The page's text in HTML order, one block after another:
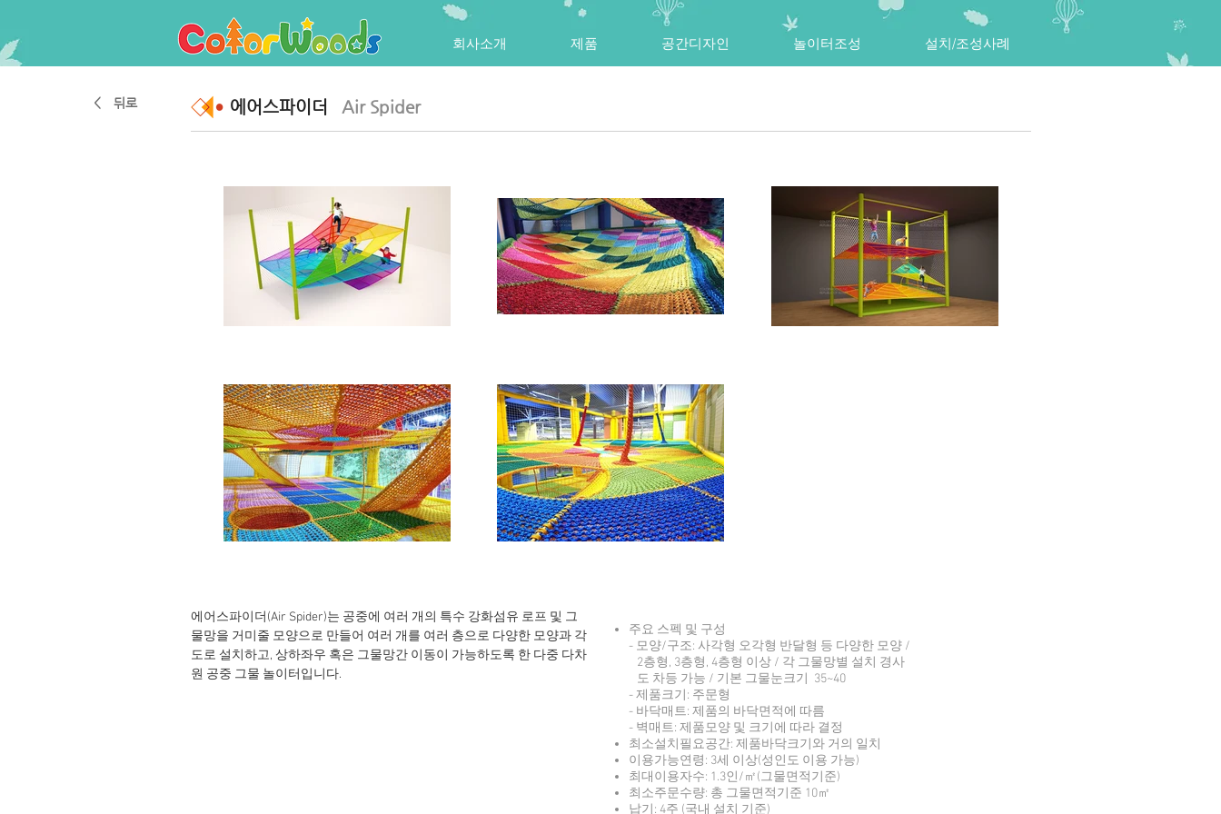
회사소개 제품 공간디자인 놀이터조성 설치/조성사례
< 뒤로 에어스파이더 Air Spider
에어스파이더(Air Spider)는 공중에 여러 개의 특수 강화섬유 로프 및 그
물망을 거미줄 모양으로 만들어 여러 개를 여러 층으로 다양한 모양과 각
도로 설치하고, 상하좌우 혹은 그물망간 이동이 가능하도록 한 다중 다차
원 공중 그물 놀이터입니다.
주요 스펙 및 구성
- 모양/구조: 사각형 오각형 반달형 등 다양한 모양 /
2층형, 3층형, 4층형 이상 / 각 그물망별 설치 경사
도 차등 가능 / 기본 그물눈크기 35~40
- 제품크기: 주문형
- 바닥매트: 제품의 바닥면적에 따름
- 벽매트: 제품모양 및 크기에 따라 결정
최소설치필요공간: 제품바닥크기와 거의 일치
이용가능연령: 3세 이상(성인도 이용 가능)
최대이용자수: 1.3인/㎡(그물면적기준)
최소주문수량: 총 그물면적기준 10㎡
납기: 4주 (국내 설치 기준)